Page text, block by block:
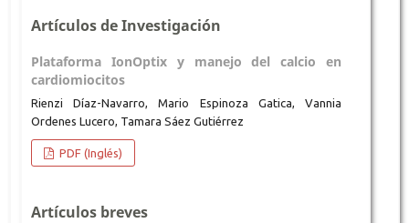
Artículos de Investigación
Plataforma IonOptix y manejo del calcio en
cardiomiocitos
Rienzi Díaz-Navarro, Mario Espinoza Gatica, Vannia
Ordenes Lucero, Tamara Sáez Gutiérrez
PDF (Inglés)
Artículos breves